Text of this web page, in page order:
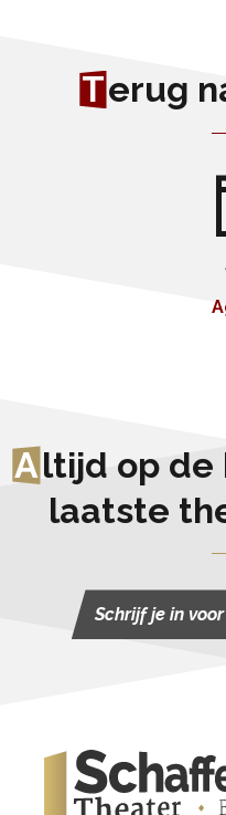
Terug
Altijd op de
laatste
Schrijf je in